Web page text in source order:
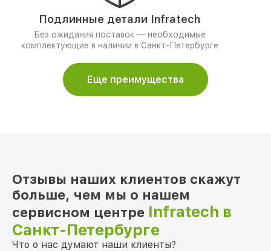
Подлинные детали Infratech
Без ожидания поставок — необходимые
комплектующие в наличии в Санкт-Петербурге
Еще преимущества
Отзывы наших клиентов скажут
больше, чем мы о нашем
сервисном центре Infratech в
Санкт-Петербурге
Что о нас думают наши клиенты?